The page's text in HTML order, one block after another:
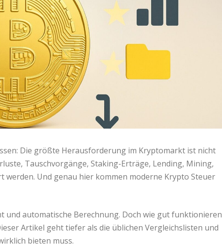
Die größte Herausforderung im Kryptomarkt ist nicht
Tauschvorgänge, Staking-Erträge, Lending, Mining,
Und genau hier kommen moderne Krypto Steuer
und automatische Berechnung. Doch wie gut funktionieren
Artikel geht tiefer als die üblichen Vergleichslisten und
bieten muss.